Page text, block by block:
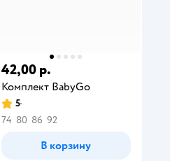
42,00 р.
Комплект BabyGo
5
74 80 86 92
В корзину